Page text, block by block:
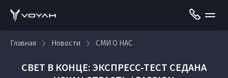
Главная Новости СМИ О НАС
СВЕТ В КОНЦЕ: ЭКСПРЕСС-ТЕСТ СЕДАНА